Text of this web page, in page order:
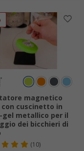
magnetico
con cuscinetto in
gel metallico per il
dei bicchieri di
(10)